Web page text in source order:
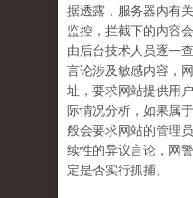
据透露，服务器内有
监控，拦截下的内容
由后台技术人员逐一
言论涉及敏感内容，
址，要求网站提供用
际情况分析，如果属
般会要求网站的管理
续性的异议言论，网
定是否实行抓捕。